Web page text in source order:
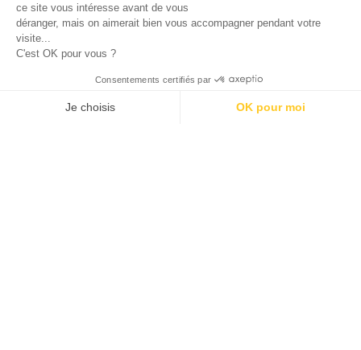
ce site vous intéresse avant de vous
déranger, mais on aimerait bien vous accompagner pendant votre
visite...
C'est OK pour vous ?
Consentements certifiés par
Je choisis OK pour moi
Calendrier de l’avent beauté 2026
Sorties / Voyages